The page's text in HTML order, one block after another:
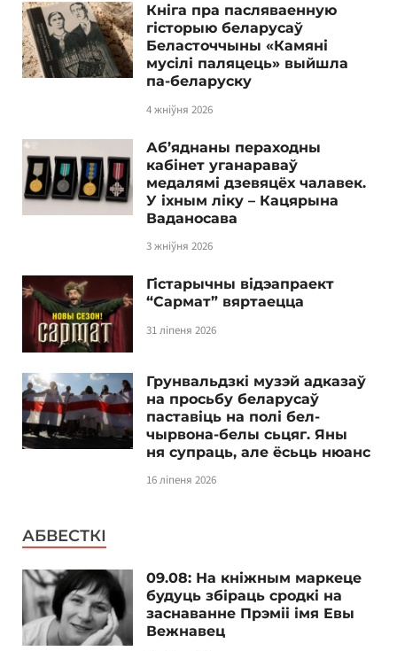
Кніга пра пасляваенную
гісторыю беларусаў
Беласточчыны «Камяні
мусілі паляцець» выйшла
па-беларуску
4 жніўня 2026
Аб’яднаны пераходны
кабінет уганараваў
медалямі дзевяцёх чалавек.
У іхным ліку – Кацярына
Ваданосава
3 жніўня 2026
Гістарычны відэапраект
“Сармат” вяртаецца
31 ліпеня 2026
Грунвальдзкі музэй адказаў
на просьбу беларусаў
паставіць на полі бел-
чырвона-белы сьцяг. Яны
ня супраць, але ёсьць нюанс
16 ліпеня 2026
АБВЕСТКІ
09.08: На кніжным маркеце
будуць збіраць сродкі на
заснаванне Прэміі імя Евы
Вежнавец